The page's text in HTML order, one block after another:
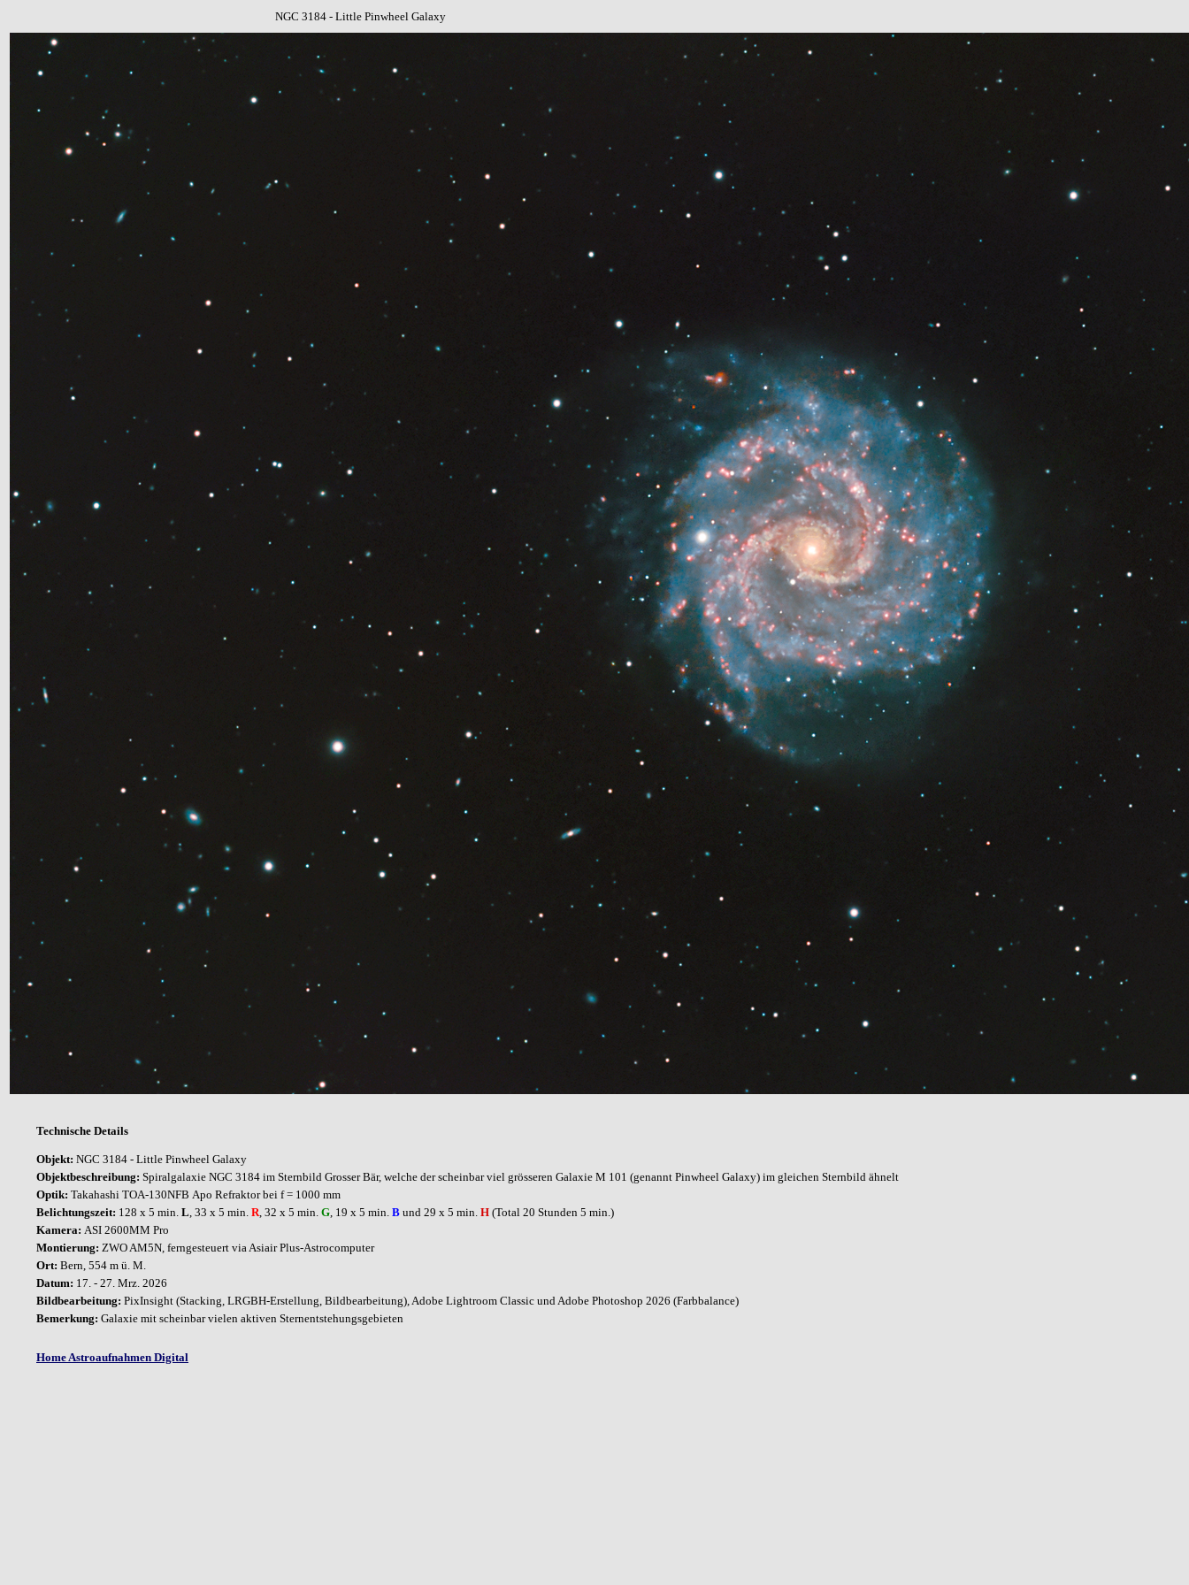
NGC 3184 - Little Pinwheel Galaxy
Technische Details
Objekt: NGC 3184 - Little Pinwheel Galaxy
Objektbeschreibung: Spiralgalaxie NGC 3184 im Sternbild Grosser Bär, welche der scheinbar viel grösseren Galaxie M 101 (genannt Pinwheel Galaxy) im gleichen Sternbild ähnelt
Optik: Takahashi TOA-130NFB Apo Refraktor bei f = 1000 mm
Belichtungszeit: 128 x 5 min. L, 33 x 5 min. R, 32 x 5 min. G, 19 x 5 min. B und 29 x 5 min. H (Total 20 Stunden 5 min.)
Kamera: ASI 2600MM Pro
Montierung: ZWO AM5N, ferngesteuert via Asiair Plus-Astrocomputer
Ort: Bern, 554 m ü. M.
Datum: 17. - 27. Mrz. 2026
Bildbearbeitung: PixInsight (Stacking, LRGBH-Erstellung, Bildbearbeitung), Adobe Lightroom Classic und Adobe Photoshop 2026 (Farbbalance)
Bemerkung: Galaxie mit scheinbar vielen aktiven Sternentstehungsgebieten
Home Astroaufnahmen Digital